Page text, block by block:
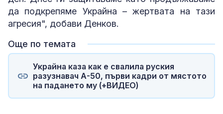
да подкрепяме Украйна – жертвата на тази
агресия", добави Денков.
Още по темата
Украйна каза как е свалила руския
разузнавач А-50, първи кадри от мястото
на падането му (+ВИДЕО)